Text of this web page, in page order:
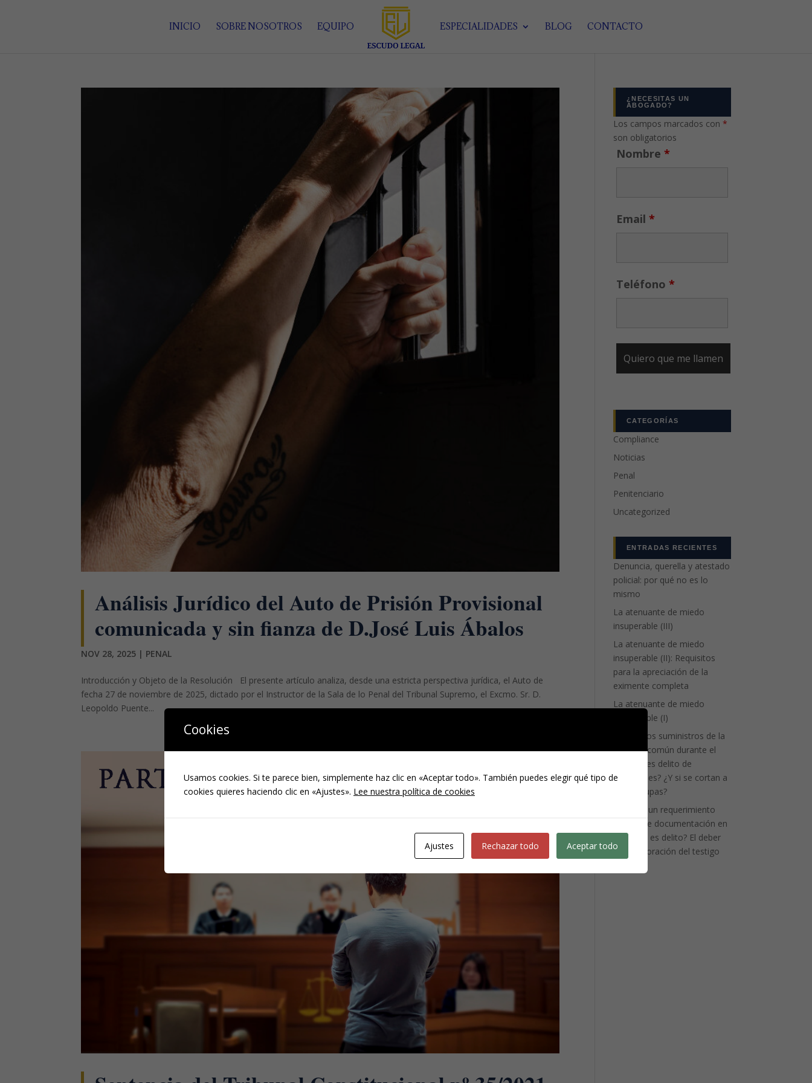
INICIO SOBRE NOSOTROS EQUIPO ESPECIALIDADES BLOG CONTACTO
Análisis Jurídico del Auto de Prisión Provisional
comunicada y sin fianza de D.José Luis Ábalos
NOV 28, 2025 | PENAL
Introducción y Objeto de la Resolución El presente artículo analiza, desde una estricta perspectiva jurídica, el Auto de
fecha 27 de noviembre de 2025, dictado por el Instructor de la Sala de lo Penal del Tribunal Supremo, el Excmo. Sr. D.
Leopoldo Puente...
¿NECESITAS UN
ABOGADO?
Los campos marcados con*
son obligatorios
Nombre*
Email*
Teléfono*
CATEGORÍAS
Compliance
Noticias
Penal
Penitenciario
Uncategorized
ENTRADAS RECIENTES
Denuncia, querella y atestado
policial: por qué no es lo
mismo
La atenuante de miedo
insuperable (III)
La atenuante de miedo
insuperable (II): Requisitos
para la apreciación de la
eximente completa
La atenuante de miedo
insuperable (I)
¿Cortar los suministros de la
vivienda común durante el
divorcio es delito de
coacciones? ¿Y si se cortan a
unos okupas?
¿Ignorar un requerimiento
judicial de documentación en
vía penal es delito? El deber
de colaboración del testigo
Cookies
Usamos cookies. Si te parece bien, simplemente haz clic en «Aceptar todo». También puedes elegir qué tipo de
cookies quieres haciendo clic en «Ajustes». Lee nuestra política de cookies
Ajustes Rechazar todo Aceptar todo